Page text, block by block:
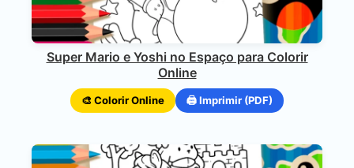
Super Mario e Yoshi no Espaço para Colorir
Online
🎨 Colorir Online 🖨️ Imprimir (PDF)